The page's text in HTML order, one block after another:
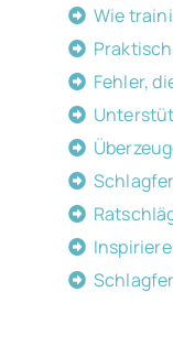
Wie
Fehler,